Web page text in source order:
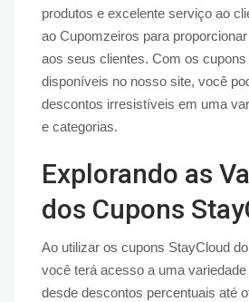
produtos e excelente serviço ao
ao Cupomzeiros para
aos seus clientes. Com os
disponíveis no nosso site, você
descontos irresistíveis em uma
e categorias.
Explorando as
dos Cupons
Ao utilizar os cupons StayCloud
você terá acesso a uma
desde descontos percentuais até